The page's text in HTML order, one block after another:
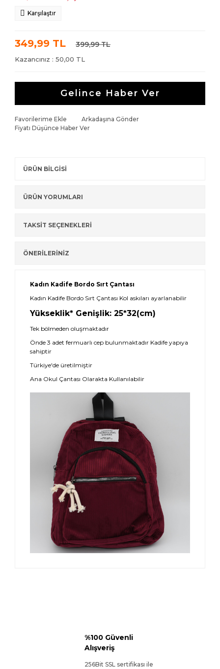
Karşılaştır
349,99 TL 399,99 TL
Kazancınız : 50,00 TL
Gelince Haber Ver
Favorilerime Ekle
Arkadaşına Gönder
Fiyatı Düşünce Haber Ver
ÜRÜN BİLGİSİ
ÜRÜN YORUMLARI
TAKSİT SEÇENEKLERİ
ÖNERİLERİNİZ
Kadın Kadife Bordo Sırt Çantası
Kadın Kadife Bordo Sırt Çantası Kol askıları ayarlanabilir
Yükseklik* Genişlik: 25*32(cm)
Tek bölmeden oluşmaktadır
Önde 3 adet fermuarlı cep bulunmaktadır Kadife yapıya
sahiptir
Türkiye'de üretilmiştir
Ana Okul Çantası Olarakta Kullanılabilir
%100 Güvenli
Alışveriş
256Bit SSL sertifikası ile